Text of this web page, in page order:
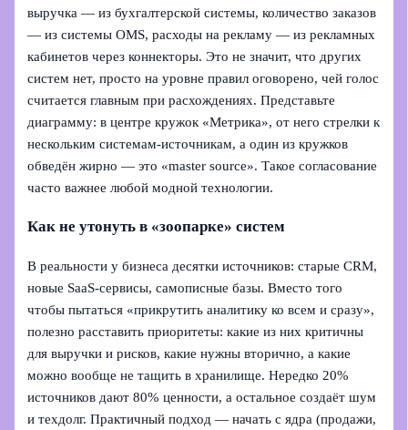
выручка — из бухгалтерской системы, количество заказов
— из системы OMS, расходы на рекламу — из рекламных
кабинетов через коннекторы. Это не значит, что других
систем нет, просто на уровне правил оговорено, чей голос
считается главным при расхождениях. Представьте
диаграмму: в центре кружок «Метрика», от него стрелки к
нескольким системам‑источникам, а один из кружков
обведён жирно — это «master source». Такое согласование
часто важнее любой модной технологии.
Как не утонуть в «зоопарке» систем
В реальности у бизнеса десятки источников: старые CRM,
новые SaaS‑сервисы, самописные базы. Вместо того
чтобы пытаться «прикрутить аналитику ко всем и сразу»,
полезно расставить приоритеты: какие из них критичны
для выручки и рисков, какие нужны вторично, а какие
можно вообще не тащить в хранилище. Нередко 20%
источников дают 80% ценности, а остальное создаёт шум
и техдолг. Практичный подход — начать с ядра (продажи,